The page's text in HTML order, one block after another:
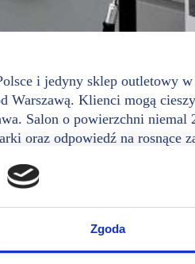
Zgoda
i jedyny sklep outletowy w
Warszawą. Klienci mogą
Salon o powierzchni
oraz odpowiedź na rosnące
wystawców targów #scf2026fall.
odzieży, obuwia i akcesoriów
jak i codzienne aktywności na